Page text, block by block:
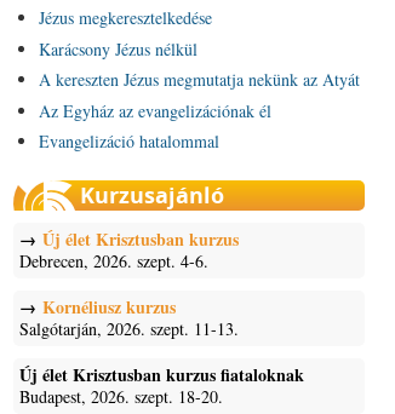
Jézus megkeresztelkedése
Karácsony Jézus nélkül
A kereszten Jézus megmutatja nekünk az Atyát
Az Egyház az evangelizációnak él
Evangelizáció hatalommal
Kurzusajánló
Új élet Krisztusban kurzus
Debrecen, 2026. szept. 4-6.
Kornéliusz kurzus
Salgótarján, 2026. szept. 11-13.
Új élet Krisztusban kurzus fiataloknak
Budapest, 2026. szept. 18-20.